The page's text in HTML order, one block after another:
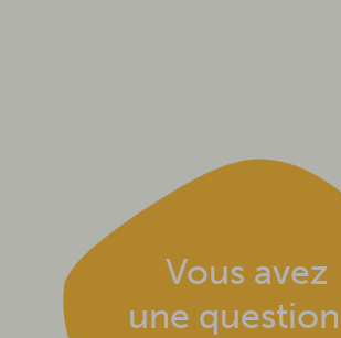
Vous avez
une